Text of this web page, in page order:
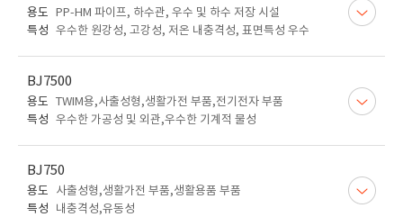
용도 PP-HM 파이프, 하수관, 우수 및 하수 저장 시설
특성 우수한 원강성, 고강성, 저온 내충격성, 표면특성 우수
BJ7500
용도 TWIM용,사출성형,생활가전 부품,전기전자 부품
특성 우수한 가공성 및 외관,우수한 기계적 물성
BJ750
용도
사출성형,생활가전 부품,생활용품 부품
특성
내충격성,유동성